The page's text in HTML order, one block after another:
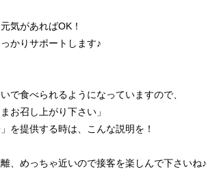
気があればOK！
かりサポートします♪
いで食べられるようになっていますので、
お召し上がり下さい」
」を提供する時は、こんな説明を！
、めっちゃ近いので接客を楽しんで下さいね♪